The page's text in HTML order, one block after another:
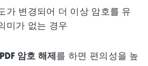
가 변경되어 더 이상 암호를 유
미가 없는 경우
PDF 암호 해제를 하면 편의성을 높